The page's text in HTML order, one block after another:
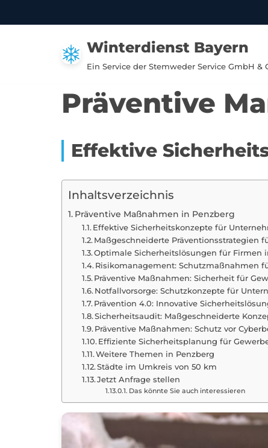
Winterdienst Bayern
Ein Service der Stemweder Service GmbH &
Präventive
Effektive
Inhaltsverzeichnis
Präventive Maßnahmen in Penzberg
Effektive Sicherheitskonzepte für
Maßgeschneiderte Präventionsstrategien
Optimale Sicherheitslösungen für Firmen
Risikomanagement: Schutzmaßnahmen
Präventive Maßnahmen: Sicherheit für
Notfallvorsorge: Schutzkonzepte für
Prävention 4.0: Innovative
Sicherheitsaudit: Maßgeschneiderte
Präventive Maßnahmen: Schutz vor
Effiziente Sicherheitsplanung für
Weitere Themen in Penzberg
Städte im Umkreis von 50 km
Jetzt Anfrage stellen
Das könnte Sie auch interessieren